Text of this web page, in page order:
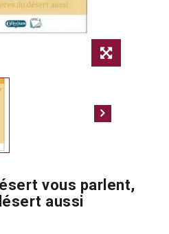
vous parlent,
aussi